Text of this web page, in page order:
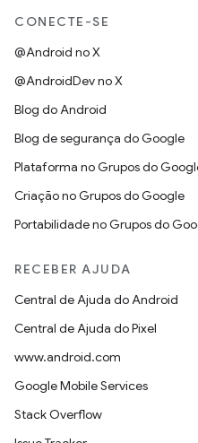
CONECTE-SE
@Android no X
@AndroidDev no X
Blog do Android
Blog de segurança do Google
Plataforma no Grupos do
Criação no Grupos do Google
Portabilidade no Grupos do
RECEBER AJUDA
Central de Ajuda do Android
Central de Ajuda do Pixel
www.android.com
Google Mobile Services
Stack Overflow